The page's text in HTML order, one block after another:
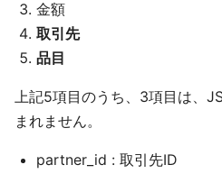
金額
取引先
品目
上記5項目のうち、3項目は、
まれません。
partner_id : 取引先ID